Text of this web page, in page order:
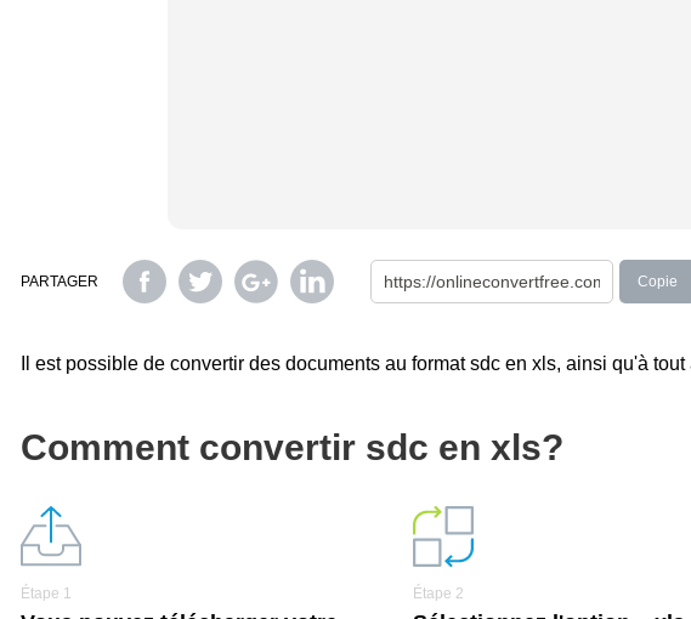
PARTAGER Copie
Il est possible de convertir des documents au format sdc en xls, ainsi qu'à
Comment convertir sdc en xls?
Étape 1 Étape 2